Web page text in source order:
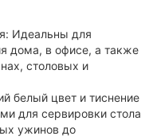
Идеальны для
дома, в офисе, а также
столовых и
белый цвет и тиснение
для сервировки стола
ужинов до